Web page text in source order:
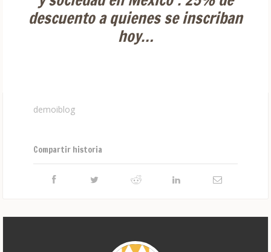
descuento a quienes se inscriban
hoy…
demoiblog
Compartir historia